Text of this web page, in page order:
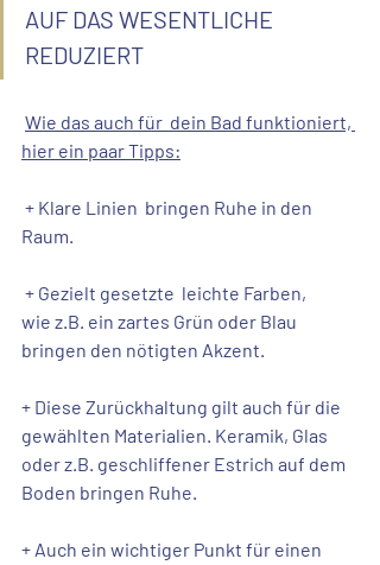
AUF DAS WESENTLICHE
REDUZIERT
Wie das auch für  dein Bad funktioniert,
hier ein paar Tipps:
+ Klare Linien
  bringen Ruhe in den
Raum.
+ Gezielt gesetzte leichte Farben,
wie z.B. ein zartes Grün oder Blau
bringen den nötigten Akzent.
+ Diese Zurückhaltung gilt auch für die
gewählten Materialien. Keramik, Glas
oder z.B. geschliffener Estrich auf dem
Boden bringen Ruhe.
+ Auch ein wichtiger Punkt für einen